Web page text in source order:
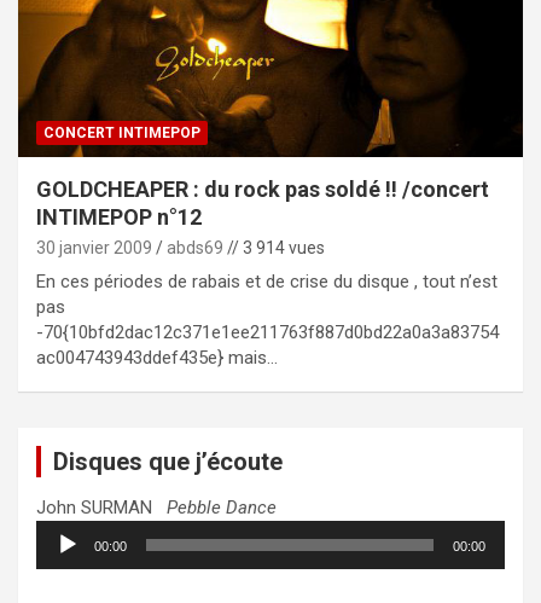
CONCERT INTIMEPOP
GOLDCHEAPER : du rock pas soldé !! /concert
INTIMEPOP n°12
30 janvier 2009 abds69 // 3 914 vues
En ces périodes de rabais et de crise du disque , tout n’est
pas
-70{10bfd2dac12c371e1ee211763f887d0bd22a0a3a83754
ac004743943ddef435e} mais…
Disques que j’écoute
John SURMAN Pebble Dance
Lecteur
audio
00:00 00:00